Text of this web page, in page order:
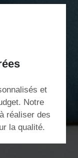
et
Notre
réaliser des
la qualité.